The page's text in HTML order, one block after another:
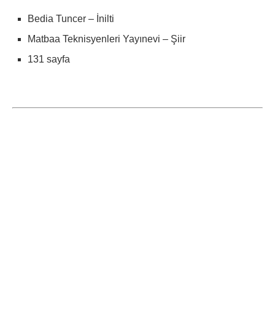
Bedia Tuncer – İnilti
Matbaa Teknisyenleri Yayınevi – Şiir
131 sayfa